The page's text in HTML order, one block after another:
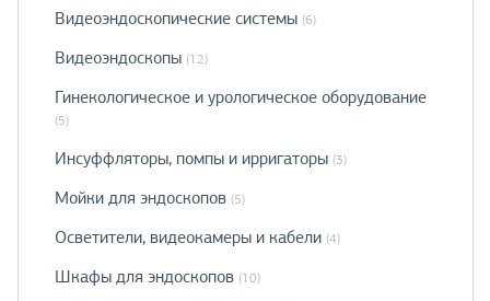
Видеоэндоскопические системы (6)
Видеоэндоскопы (12)
Гинекологическое и урологическое оборудование
(5)
Инсуффляторы, помпы и ирригаторы (3)
Мойки для эндоскопов (5)
Осветители, видеокамеры и кабели (4)
Шкафы для эндоскопов (10)